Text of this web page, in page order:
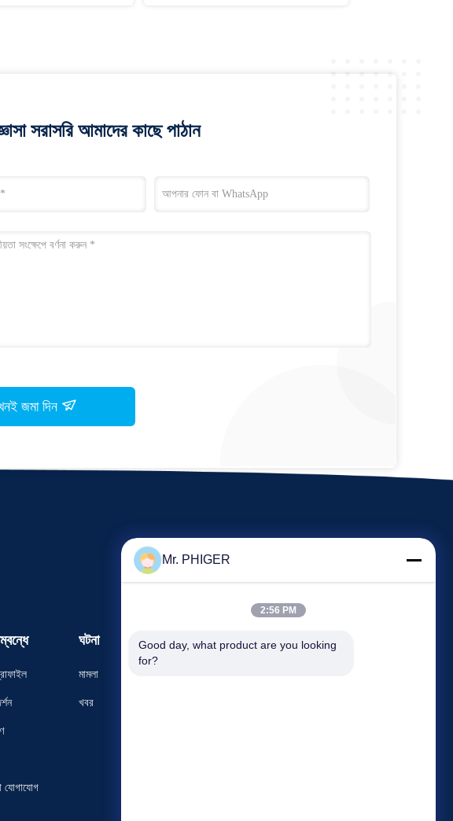
সরাসরি আমাদের কাছে পাঠান
জমা দিন
যোগাযোগ
ঘটনা
মামলা
খবর
অনুরোধ একটি উদ্ধৃতি
Mr. PHIGER
2:56 PM
Good day, what product are you looking
for?